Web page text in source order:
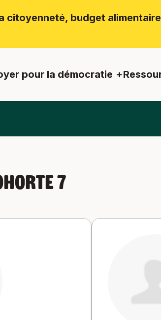
citoyenneté, budget
pour la démocratie
7